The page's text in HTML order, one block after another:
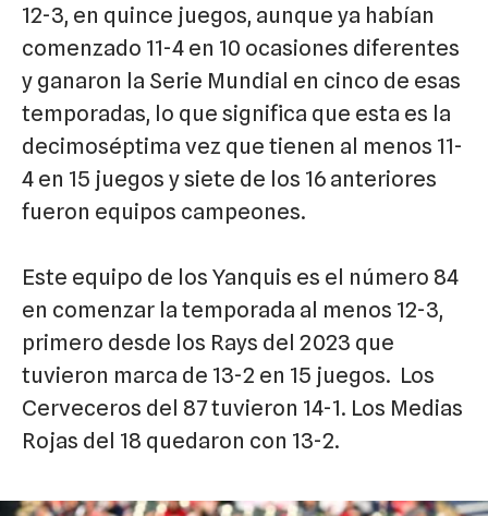
12-3, en quince juegos, aunque ya habían
comenzado 11-4 en 10 ocasiones diferentes
y ganaron la Serie Mundial en cinco de esas
temporadas, lo que significa que esta es la
decimoséptima vez que tienen al menos 11-
4 en 15 juegos y siete de los 16 anteriores
fueron equipos campeones.
Este equipo de los Yanquis es el número 84
en comenzar la temporada al menos 12-3,
primero desde los Rays del 2023 que
tuvieron marca de 13-2 en 15 juegos. Los
Cerveceros del 87 tuvieron 14-1. Los Medias
Rojas del 18 quedaron con 13-2.